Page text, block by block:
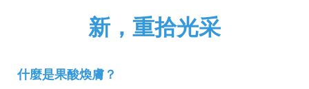
新，重拾光采
什麼是果酸煥膚？